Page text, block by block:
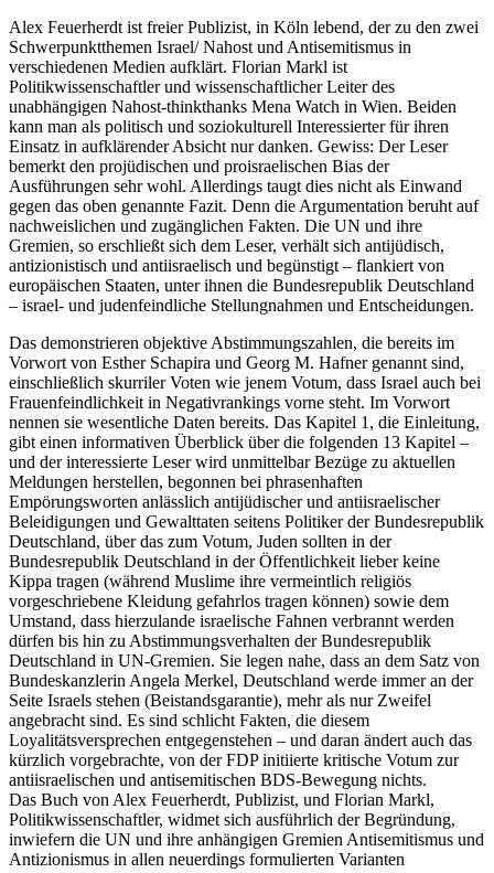
Alex Feuerherdt ist freier Publizist, in Köln lebend, der zu den zwei
Schwerpunktthemen Israel/ Nahost und Antisemitismus in
verschiedenen Medien aufklärt. Florian Markl ist
Politikwissenschaftler und wissenschaftlicher Leiter des
unabhängigen Nahost-thinkthanks Mena Watch in Wien. Beiden
kann man als politisch und soziokulturell Interessierter für ihren
Einsatz in aufklärender Absicht nur danken. Gewiss: Der Leser
bemerkt den projüdischen und proisraelischen Bias der
Ausführungen sehr wohl. Allerdings taugt dies nicht als Einwand
gegen das oben genannte Fazit. Denn die Argumentation beruht auf
nachweislichen und zugänglichen Fakten. Die UN und ihre
Gremien, so erschließt sich dem Leser, verhält sich antijüdisch,
antizionistisch und antiisraelisch und begünstigt – flankiert von
europäischen Staaten, unter ihnen die Bundesrepublik Deutschland
– israel- und judenfeindliche Stellungnahmen und Entscheidungen.
Das demonstrieren objektive Abstimmungszahlen, die bereits im
Vorwort von Esther Schapira und Georg M. Hafner genannt sind,
einschließlich skurriler Voten wie jenem Votum, dass Israel auch bei
Frauenfeindlichkeit in Negativrankings vorne steht. Im Vorwort
nennen sie wesentliche Daten bereits. Das Kapitel 1, die Einleitung,
gibt einen informativen Überblick über die folgenden 13 Kapitel –
und der interessierte Leser wird unmittelbar Bezüge zu aktuellen
Meldungen herstellen, begonnen bei phrasenhaften
Empörungsworten anlässlich antijüdischer und antiisraelischer
Beleidigungen und Gewalttaten seitens Politiker der Bundesrepublik
Deutschland, über das zum Votum, Juden sollten in der
Bundesrepublik Deutschland in der Öffentlichkeit lieber keine
Kippa tragen (während Muslime ihre vermeintlich religiös
vorgeschriebene Kleidung gefahrlos tragen können) sowie dem
Umstand, dass hierzulande israelische Fahnen verbrannt werden
dürfen bis hin zu Abstimmungsverhalten der Bundesrepublik
Deutschland in UN-Gremien. Sie legen nahe, dass an dem Satz von
Bundeskanzlerin Angela Merkel, Deutschland werde immer an der
Seite Israels stehen (Beistandsgarantie), mehr als nur Zweifel
angebracht sind. Es sind schlicht Fakten, die diesem
Loyalitätsversprechen entgegenstehen – und daran ändert auch das
kürzlich vorgebrachte, von der FDP initiierte kritische Votum zur
antiisraelischen und antisemitischen BDS-Bewegung nichts.
Das Buch von Alex Feuerherdt, Publizist, und Florian Markl,
Politikwissenschaftler, widmet sich ausführlich der Begründung,
inwiefern die UN und ihre anhängigen Gremien Antisemitismus und
Antizionismus in allen neuerdings formulierten Varianten